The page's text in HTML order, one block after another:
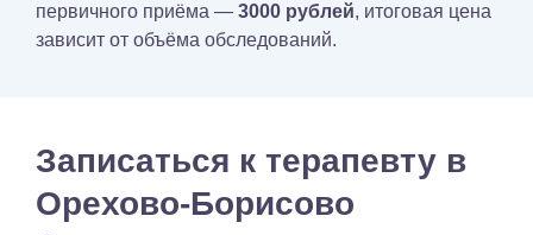
первичного приёма — 3000 рублей, итоговая цена
зависит от объёма обследований.
Записаться к терапевту в
Орехово-Борисово